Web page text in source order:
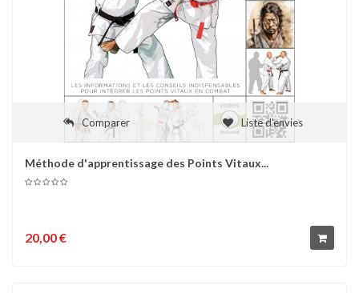
Comparer Liste d'envies
Méthode d'apprentissage des Points Vitaux...
20,00 €